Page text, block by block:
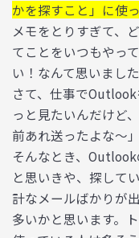
かを探すこと」に使
メモをとりすぎて、
てことをいつもやっ
い！なんて思いました
さて、仕事で
っと見たいんだけど
前あれ送ったよな～
そんなとき、
と思いきや、探して
計なメールばかりが
多いかと思います。